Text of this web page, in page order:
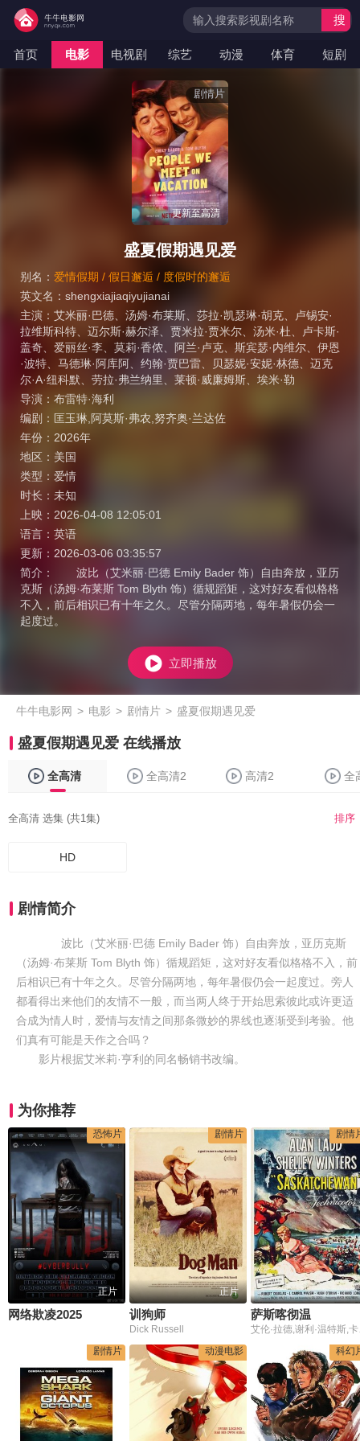
首页 电影 电视剧 综艺 动漫 体育 短剧
搜
剧情片
更新至高清
盛夏假期遇见爱
别名： 爱情假期 / 假日邂逅 / 度假时的邂逅
英文名： shengxiajiaqiyujianai
主演： 艾米丽·巴德 汤姆·布莱斯 莎拉·凯瑟琳·胡克
卢锡安·
拉维斯科特
迈尔斯·赫尔泽 贾米拉·贾米尔 汤米·杜
卢卡斯·
盖奇
爱丽丝·李 莫莉·香侬 阿兰·卢克 斯宾瑟·内维尔
伊恩
·波特
马德琳·阿库阿 约翰·贾巴雷 贝瑟妮·安妮·林德
迈克
尔·A·纽科默
劳拉·弗兰纳里 莱顿·威廉姆斯
埃米·勒
导演： 布雷特·海利
编剧： 匡玉琳,阿莫斯·弗农,努齐奥·兰达佐
年份： 2026年
地区： 美国
类型： 爱情
时长： 未知
上映： 2026-04-08 12:05:01
语言： 英语
更新： 2026-03-06 03:35:57
简介：
波比（艾米丽·巴德 Emily Bader 饰）自由奔放，亚历
克斯（汤姆·布莱斯 Tom Blyth 饰）循规蹈矩，这对好友看似格格
不入，前后相识已有十年之久。尽管分隔两地，每年暑假仍会一
起度过。
立即播放
牛牛电影网 > 电影 > 剧情片 > 盛夏假期遇见爱
盛夏假期遇见爱 在线播放
全高清 全高清2 高清2 全
全高清 选集 (共1集) 排序
HD
剧情简介
波比（艾米丽·巴德 Emily Bader 饰）自由奔放，亚历克斯
（汤姆·布莱斯 Tom Blyth 饰）循规蹈矩，这对好友看似格格不入，前
后相识已有十年之久。尽管分隔两地，每年暑假仍会一起度过。旁人
都看得出来他们的友情不一般，而当两人终于开始思索彼此或许更适
合成为情人时，爱情与友情之间那条微妙的界线也逐渐受到考验。他
们真有可能是天作之合吗？
影片根据艾米莉·亨利的同名畅销书改编。
为你推荐
恐怖片
正片
网络欺凌2025
剧情片
正片
训狗师
Dick Russell
剧情
萨斯喀彻温
艾
剧情片
动漫电影 科幻